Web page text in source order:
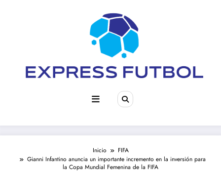
Inicio
FIFA
Gianni Infantino anuncia un importante incremento en la inversión para
la Copa Mundial Femenina de la FIFA